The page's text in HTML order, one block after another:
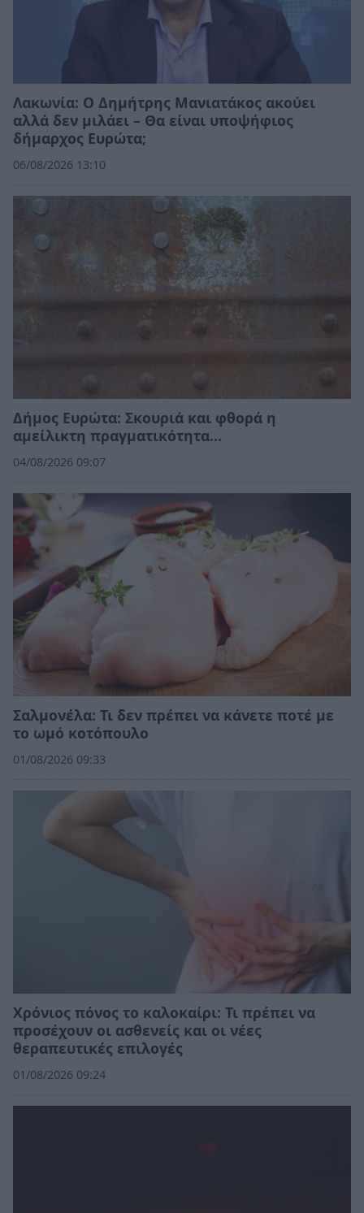
Λακωνία: Ο Δημήτρης Μανιατάκος ακούει
αλλά δεν μιλάει – Θα είναι υποψήφιος
δήμαρχος Ευρώτα;
06/08/2026 13:10
Δήμος Ευρώτα: Σκουριά και φθορά η
αμείλικτη πραγματικότητα…
04/08/2026 09:07
Σαλμονέλα: Τι δεν πρέπει να κάνετε ποτέ με
το ωμό κοτόπουλο
01/08/2026 09:33
Χρόνιος πόνος το καλοκαίρι: Τι πρέπει να
προσέχουν οι ασθενείς και οι νέες
θεραπευτικές επιλογές
01/08/2026 09:24